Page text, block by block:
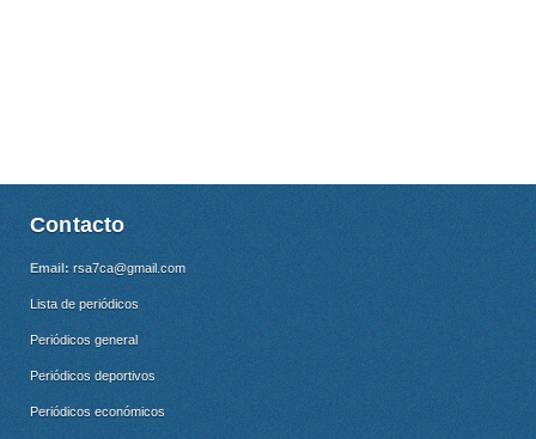
Contacto
Email: rsa7ca@gmail.com
Lista de periódicos
Periódicos general
Periódicos deportivos
Periódicos económicos